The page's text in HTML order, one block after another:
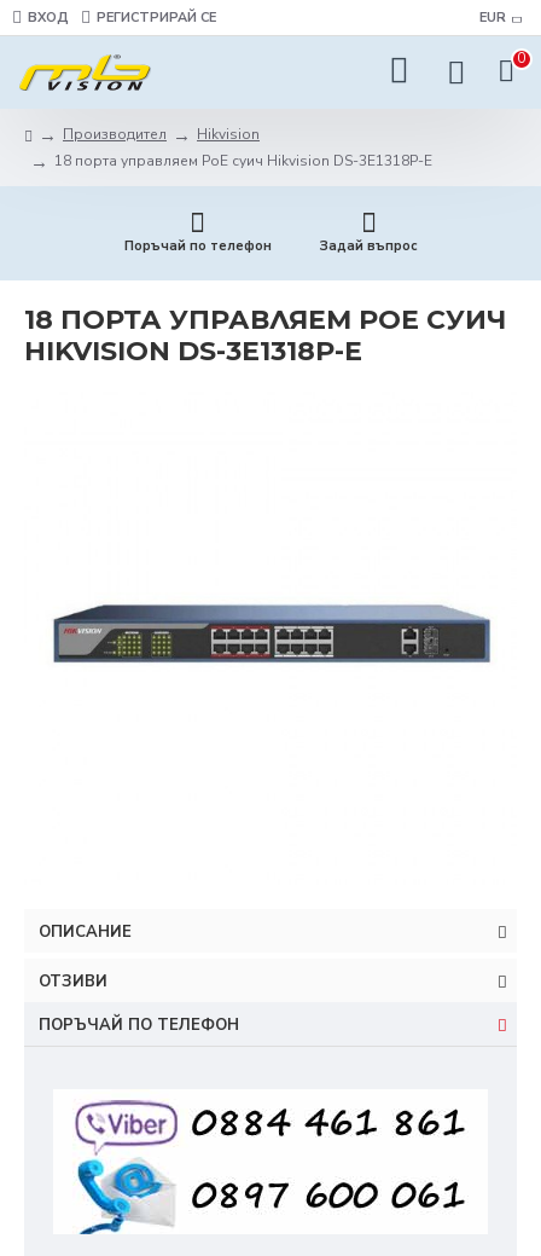
ВХОД РЕГИСТРИРАЙ СЕ EUR
0
Производител
Hikvision
18 порта управляем PoE суич Hikvision DS-3E1318P-E
Поръчай по телефон Задай въпрос
18 ПОРТА УПРАВЛЯЕМ POE СУИЧ
HIKVISION DS-3E1318P-E
ОПИСАНИЕ
ОТЗИВИ
ПОРЪЧАЙ ПО ТЕЛЕФОН